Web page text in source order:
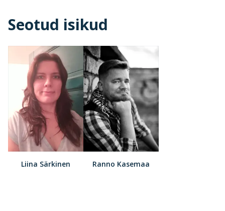
Seotud isikud
Liina Särkinen Ranno Kasemaa